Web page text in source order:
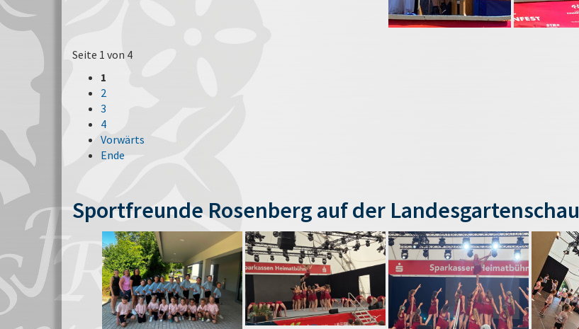
Seite 1 von 4
1
2
3
4
Vorwärts
Ende
Sportfreunde Rosenberg auf der Landesgartenschau